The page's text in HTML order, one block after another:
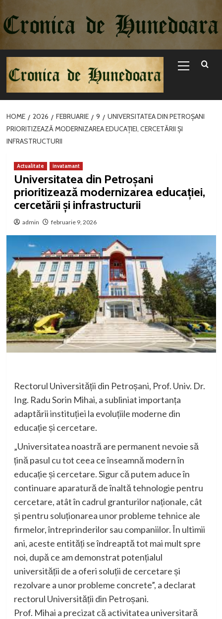
la
conținut
Menu
HOME 2026 FEBRUARIE 9
UNIVERSITATEA DIN PETROȘANI
PRIORITIZEAZĂ MODERNIZAREA EDUCAȚIEI, CERCETĂRII ȘI
INFRASTRUCTURII
Actualitate invatamant
Universitatea din Petroșani
prioritizează modernizarea educației,
cercetării și infrastructurii
admin februarie 9, 2026
Rectorul Universității din Petroșani, Prof. Univ. Dr.
Ing. Radu Sorin Mihai, a subliniat importanța
adaptării instituției la evoluțiile moderne din
educație și cercetare.
„Universitatea noastră are permanent nevoie să
țină pasul cu tot ceea ce înseamnă modern în
educație și cercetare. Sigur că putem aduce în
continuare aparatură de înaltă tehnologie pentru
cercetare, atât în cadrul granturilor naționale, cât
și pentru soluționarea unor probleme tehnice ale
firmelor, întreprinderilor sau companiilor. În ultimii
ani, aceste entități se îndreaptă tot mai mult spre
noi, după ce am demonstrat potențialul
universității de a oferi soluții de cercetare și
rezolvare a unor probleme concrete”, a declarat
rectorul Universității din Petroșani.
Prof. Mihai a precizat că activitatea universitară